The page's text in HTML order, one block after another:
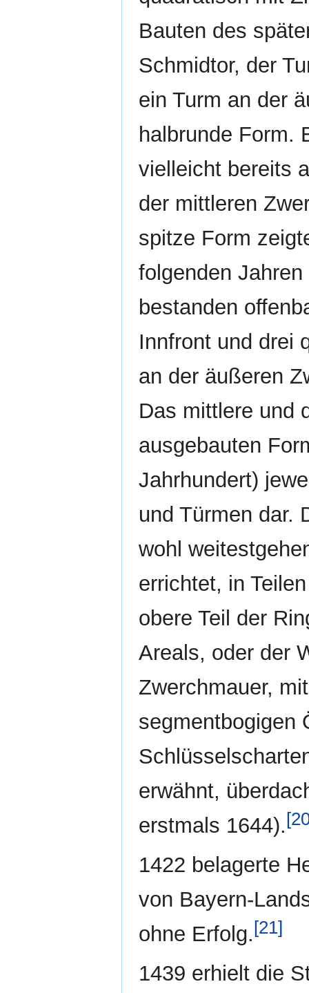
Bauten des
Schmidtor, der
ein Turm an der
halbrunde Form.
vielleicht bereits
der mittleren
spitze Form
folgenden
bestanden
Innfront und drei
an der äußeren
Das mittlere und
ausgebauten
Jahrhundert)
und Türmen dar.
wohl
errichtet, in
obere Teil der
Areals, oder der
Zwerchmauer,
segmentbogigen
erwähnt,
erstmals 1644).
1422 belagerte
von Bayern-
ohne Erfolg.[21]
1439 erhielt die